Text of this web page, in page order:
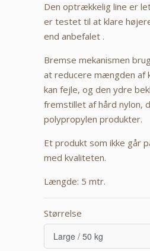
Den optrækkelig line er
er testet til at klare
end anbefalet .
Bremse mekanismen
at reducere mængden af
kan fejle, og den ydre
fremstillet af hård nylon,
polypropylen produkter.
Et produkt som ikke går
med kvaliteten.
Længde: 5 mtr.
Størrelse